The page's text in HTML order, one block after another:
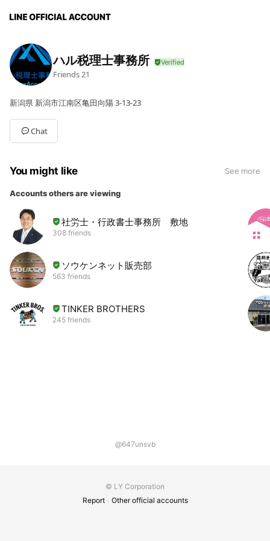
ハル税理士事務所
Friends 21
新潟県 新潟市江南区亀田向陽 3-13-23
Chat
You might like See more
Accounts others are viewing
社労士・行政書士事務所 敷地
308 friends
ソウケンネット販売部
563 friends
TINKER BROTHERS
245 friends
@647unsvb
© LY Corporation
Report
Other official accounts